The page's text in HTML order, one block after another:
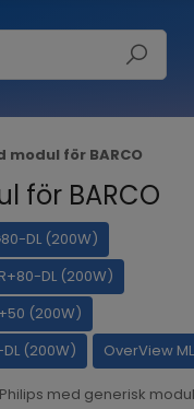
för BARCO
för BARCO
DL (200W)
DL (200W)
(200W)
(200W) OverView
med generisk